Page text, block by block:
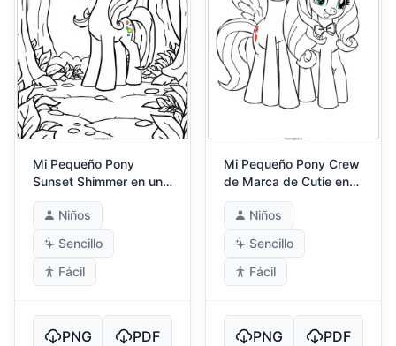
Mi Pequeño Pony
Sunset Shimmer en un
Bosque Mágico
Niños
Sencillo
Fácil
PNG PDF
Mi Pequeño Pony Crew
de Marca de Cutie en
una Feria
Niños
Sencillo
Fácil
PNG PDF